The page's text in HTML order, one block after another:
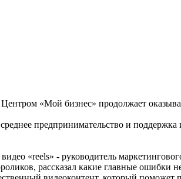
«Мой бизнес» продолжает
предпринимательство и
«reels» - руководитель
рассказал какие главные